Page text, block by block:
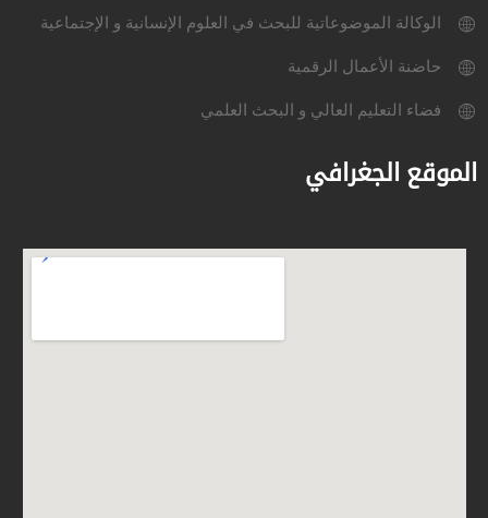
الوكالة الموضوعاتية للبحث في العلوم الإنسانية و الإجتماعية
حاضنة الأعمال الرقمية
فضاء التعليم العالي و البحث العلمي
الموقع الجغرافي